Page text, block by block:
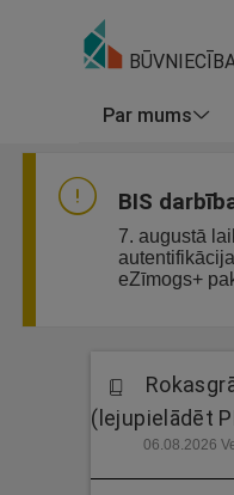
Par mums
BIS
7. augustā
eZīmogs+
(lejupielādēt
06.08.2026